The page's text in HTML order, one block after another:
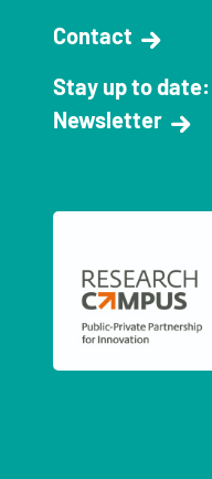
Contact
Stay up to date:
Newsletter